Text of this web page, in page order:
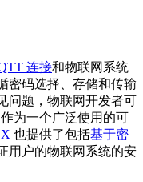
连接和物联网系统
密码选择、存储和传输
问题，物联网开发者可
为一个广泛使用的可
也提供了包括基于密
用户的物联网系统的安